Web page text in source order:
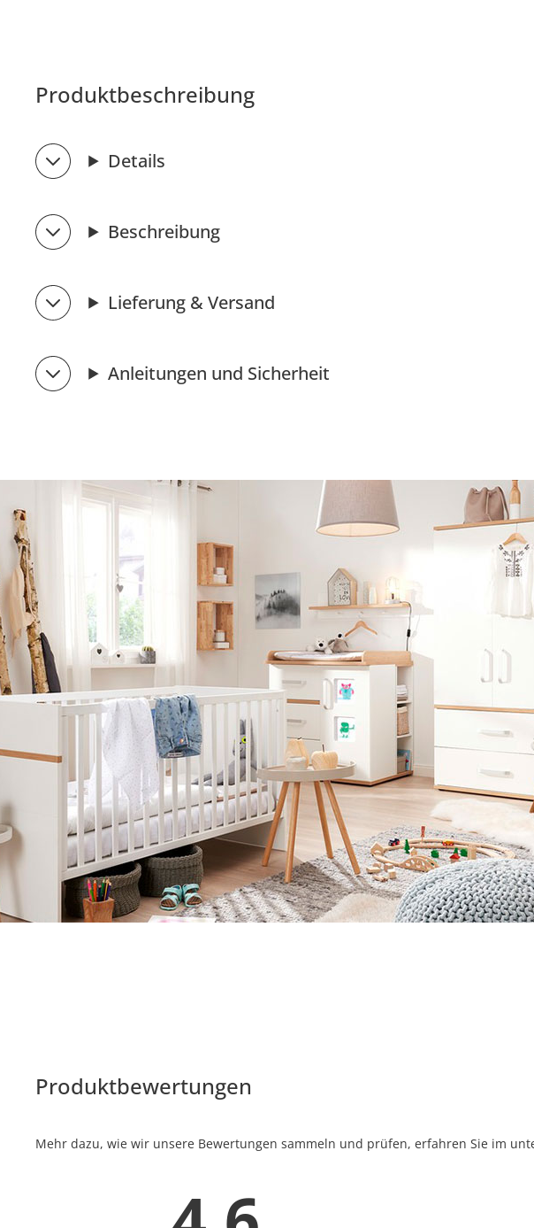
Produktbeschreibung
Details
Beschreibung
Lieferung & Versand
Anleitungen und Sicherheit
Produktbewertungen
Mehr dazu, wie wir unsere Bewertungen sammeln und prüfen, erfahren Sie im